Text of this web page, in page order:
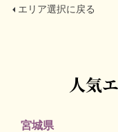
エリア選択に戻る
人気
宮城県